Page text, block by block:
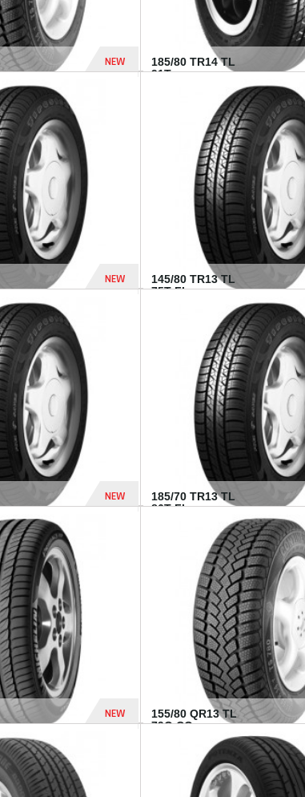
NEW
185/80 TR14 TL
91T...
NEW
145/80 TR13 TL
75T FI...
NEW
185/70 TR13 TL
86T FI...
NEW
1 182 Dhs
155/80 QR13 TL
79Q CO...